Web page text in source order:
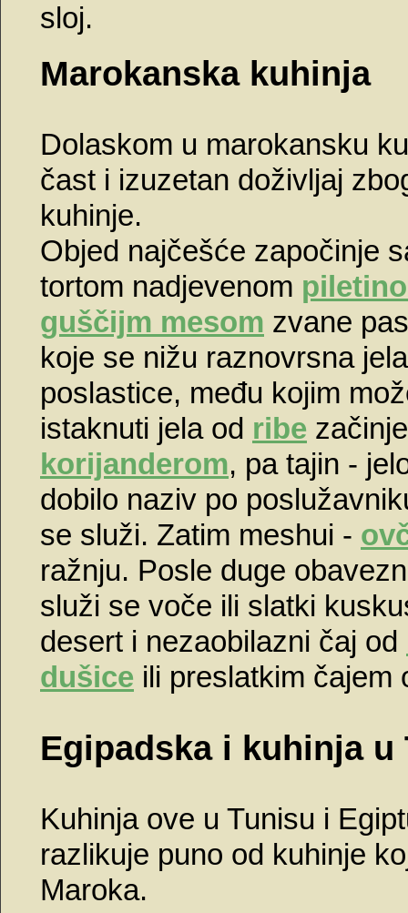
sloj.
Marokanska kuhinja
Dolaskom u marokansku
čast i izuzetan doživljaj
kuhinje.
Objed najčešće započinje
tortom nadjevenom
guščijm mesom zvane
koje se nižu raznovrsna
poslastice, među kojim
istaknuti jela od ribe
korijanderom, pa tajin -
dobilo naziv po
se služi. Zatim meshui -
ražnju. Posle duge
služi se voče ili slatki
desert i nezaobilazni čaj od
dušice ili preslatkim čajem
Egipadska i kuhinja u
Kuhinja ove u Tunisu i
razlikuje puno od kuhinje
Maroka.